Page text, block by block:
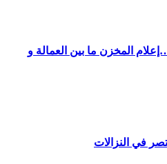
المخزن ما بين العمالة و
في النزالات